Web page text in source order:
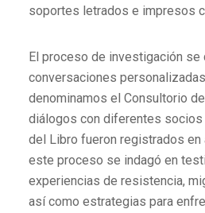
soportes letrados e impresos
El proceso de investigación se
conversaciones
denominamos el Consultorio
diálogos con diferentes socios
del Libro fueron registrados en
este proceso se indagó en
experiencias de resistencia,
así como estrategias para